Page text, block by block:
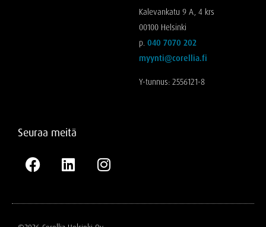
Kalevankatu 9 A, 4 krs
00100 Helsinki
p. 040 7070 202
myynti@corellia.fi
Y-tunnus: 2556121-8
Seuraa meitä